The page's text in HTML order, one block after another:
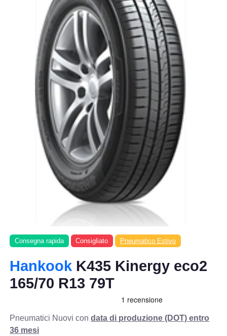
Consegna rapida Consigliato Pneumatico Estivo
Hankook K435 Kinergy eco2
165/70 R13 79T
Pneumatici Nuovi condata di produzione (DOT) entro
36 mesi